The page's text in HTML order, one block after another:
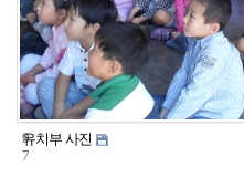
9
7
유치부 사진